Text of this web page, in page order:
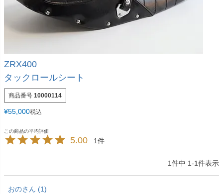
ZRX400
タックロールシート
商品番号 10000114
¥55,000税込
5.00 1
1件中 1-1件表示
おの 1